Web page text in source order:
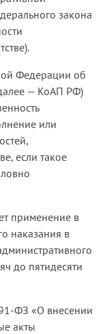
закона
Федерации об
— КоАП РФ)
или
если такое
применение в
наказания в
до пятидесяти
ФЗ «О внесении
акты